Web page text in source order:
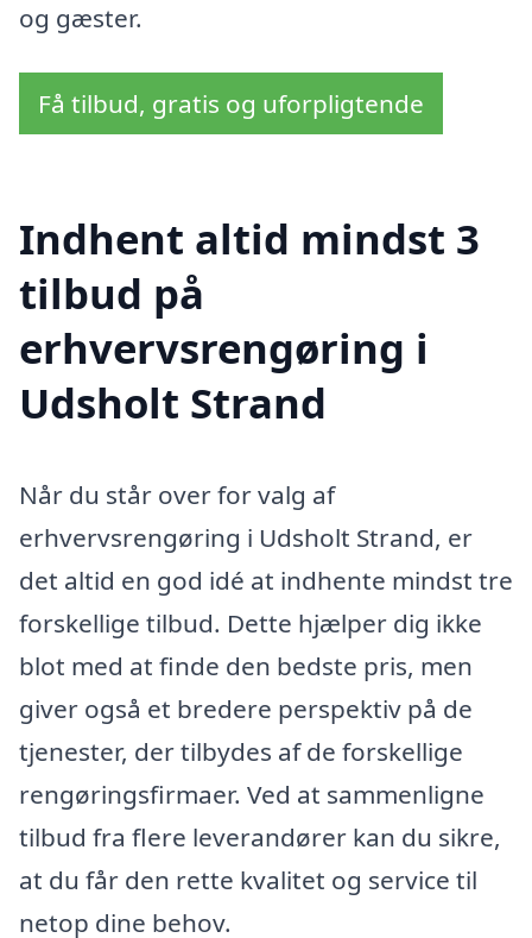
og gæster.
Få tilbud, gratis og uforpligtende
Indhent altid mindst 3
tilbud på
erhvervsrengøring i
Udsholt Strand
Når du står over for valg af
erhvervsrengøring i Udsholt Strand, er
det altid en god idé at indhente mindst tre
forskellige tilbud. Dette hjælper dig ikke
blot med at finde den bedste pris, men
giver også et bredere perspektiv på de
tjenester, der tilbydes af de forskellige
rengøringsfirmaer. Ved at sammenligne
tilbud fra flere leverandører kan du sikre,
at du får den rette kvalitet og service til
netop dine behov.